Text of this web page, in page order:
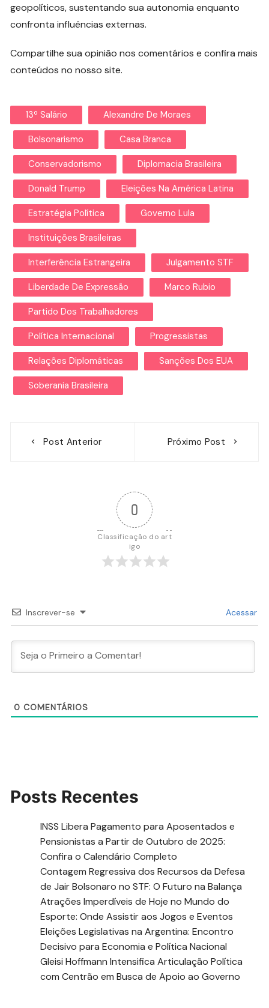
geopolíticos, sustentando sua autonomia enquanto
confronta influências externas.
Compartilhe sua opinião nos comentários e confira mais
conteúdos no nosso site.
13º Salário Alexandre De Moraes
Bolsonarismo Casa Branca
Conservadorismo Diplomacia Brasileira
Donald Trump Eleições Na América Latina
Estratégia Política Governo Lula
Instituições Brasileiras
Interferência Estrangeira Julgamento STF
Liberdade De Expressão Marco Rubio
Partido Dos Trabalhadores
Política Internacional Progressistas
Relações Diplomáticas Sanções Dos EUA
Soberania Brasileira
Post Anterior Próximo Post
0
Classificação do art
igo
Inscrever-se Acessar
0 COMENTÁRIOS
Posts Recentes
INSS Libera Pagamento para Aposentados e
Pensionistas a Partir de Outubro de 2025:
Confira o Calendário Completo
Contagem Regressiva dos Recursos da Defesa
de Jair Bolsonaro no STF: O Futuro na Balança
Atrações Imperdíveis de Hoje no Mundo do
Esporte: Onde Assistir aos Jogos e Eventos
Eleições Legislativas na Argentina: Encontro
Decisivo para Economia e Política Nacional
Gleisi Hoffmann Intensifica Articulação Política
com Centrão em Busca de Apoio ao Governo